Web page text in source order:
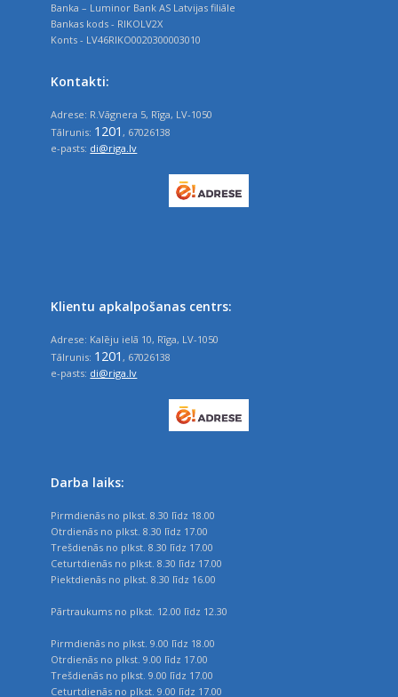
Banka – Luminor Bank AS Latvijas filiāle
Bankas kods - RIKOLV2X
Konts - LV46RIKO0020300003010
Kontakti:
Adrese: R.Vāgnera 5, Rīga, LV-1050
Tālrunis: 1201, 67026138
e-pasts: di@riga.lv
Klientu apkalpošanas centrs:
Adrese: Kalēju ielā 10, Rīga, LV-1050
Tālrunis: 1201 , 67026138
e-pasts: di@riga.lv
Darba laiks:
Pirmdienās no plkst. 8.30 līdz 18.00
Otrdienās no plkst. 8.30 līdz 17.00
Trešdienās no plkst. 8.30 līdz 17.00
Ceturtdienās no plkst. 8.30 līdz 17.00
Piektdienās no plkst. 8.30 līdz 16.00
Pārtraukums no plkst. 12.00 līdz 12.30
Pirmdienās no plkst. 9.00 līdz 18.00
Otrdienās no plkst. 9.00 līdz 17.00
Trešdienās no plkst. 9.00 līdz 17.00
Ceturtdienās no plkst. 9.00 līdz 17.00